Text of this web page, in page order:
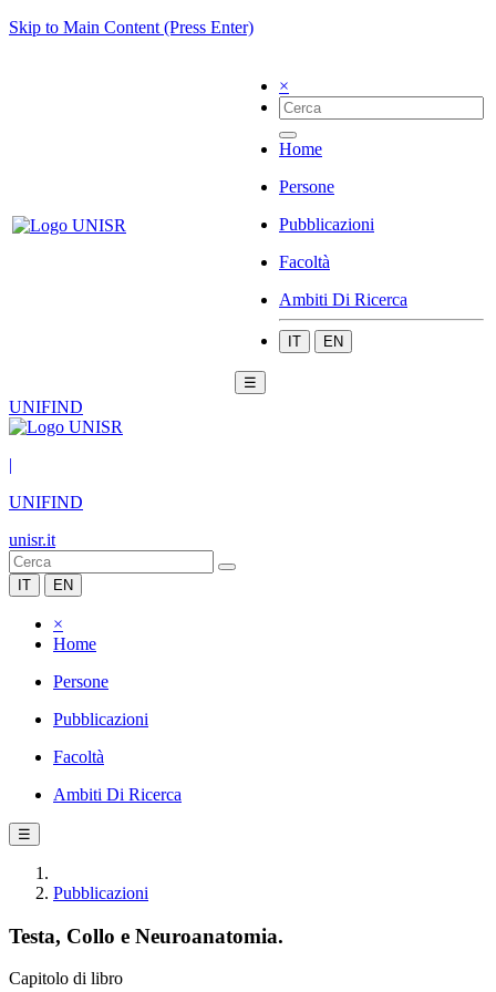
Skip to Main Content (Press Enter)
×
Home
Persone
Pubblicazioni
Facoltà
Ambiti Di Ricerca
IT EN
☰
UNIFIND
|
UNIFIND
unisr.it
IT EN
×
Home
Persone
Pubblicazioni
Facoltà
Ambiti Di Ricerca
☰
Pubblicazioni
Testa, Collo e Neuroanatomia.
Capitolo di libro